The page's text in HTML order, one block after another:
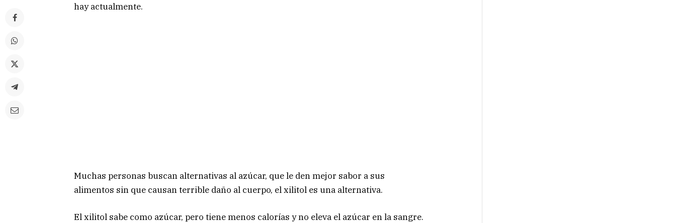
hay actualmente.
Muchas personas buscan alternativas al azúcar, que le den mejor sabor a sus
alimentos sin que causan terrible daño al cuerpo, el xilitol es una alternativa.
El xilitol sabe como azúcar, pero tiene menos calorías y no eleva el azúcar en la sangre.